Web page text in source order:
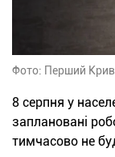
Фото: Перший
8 серпня у
заплановані
тимчасово не